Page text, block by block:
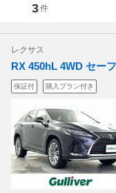
3件
レクサス
RX 450hL 4WD セー
保証付 購入プラン付き